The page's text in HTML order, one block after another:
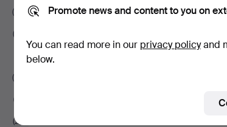
(4)
(2)
(4)
(1)
(2)
Promote news and content to you on
You can read more in our privacy policyand
below.